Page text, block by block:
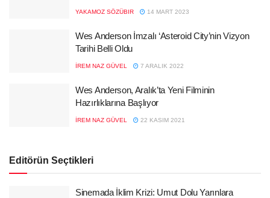
YAKAMOZ SÖZÜBIR 14 MART 2023
Wes Anderson İmzalı ‘Asteroid City’nin Vizyon
Tarihi Belli Oldu
İREM NAZ GÜVEL 7 ARALIK 2022
Wes Anderson, Aralık’ta Yeni Filminin
Hazırlıklarına Başlıyor
İREM NAZ GÜVEL 22 KASIM 2021
Editörün Seçtikleri
Sinemada İklim Krizi: Umut Dolu Yarınlara